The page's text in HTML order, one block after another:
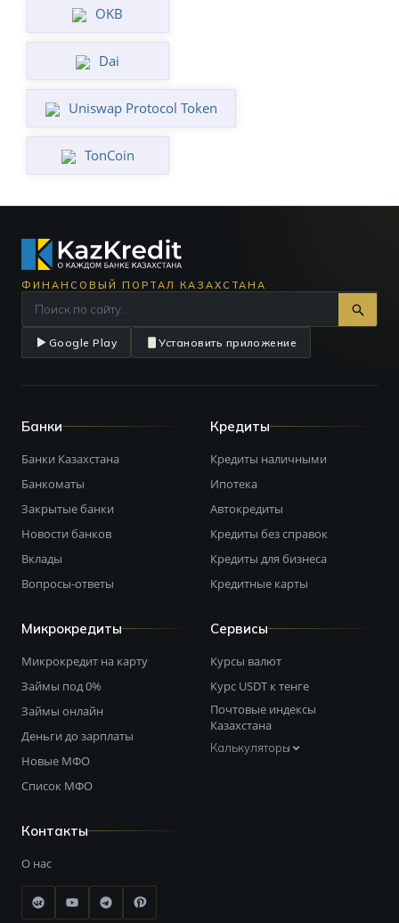
OKB
Dai
Uniswap Protocol Token
TonCoin
ФИНАНСОВЫЙ ПОРТАЛ КАЗАХСТАНА
Google Play Установить приложение
Банки
Банки Казахстана
Банкоматы
Закрытые банки
Новости банков
Вклады
Вопросы-ответы
Кредиты
Кредиты наличными
Ипотека
Автокредиты
Кредиты без справок
Кредиты для бизнеса
Кредитные карты
Микрокредиты
Микрокредит на карту
Займы под 0%
Займы онлайн
Деньги до зарплаты
Новые МФО
Список МФО
Сервисы
Курсы валют
Курс USDT к тенге
Почтовые индексы
Казахстана
Калькуляторы
Контакты
О нас